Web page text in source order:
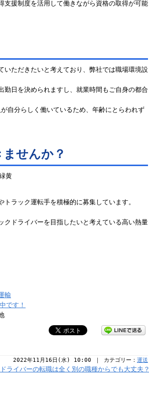
支援制度を活用して働きながら資格の取得が可能
いただきたいと考えており、弊社では職場環境設
日を決められますし、就業時間もご自身の都合
自分らしく働いているため、年齢にとらわれず
ませんか？
ラック運転手を積極的に募集しています。
クドライバーを目指したいと考えている高い熱量
輸
です！
2022年11月16日(水) 10:00 ｜ カテゴリー： 運送
ライバーの転職は全く別の職種からでも大丈夫？